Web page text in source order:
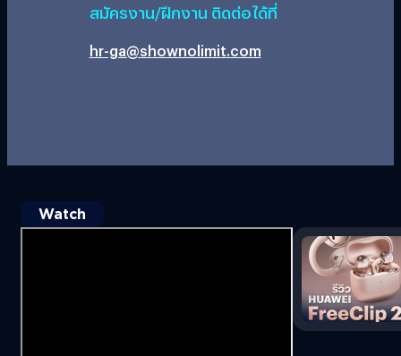
สมัครงาน/ฝึกงาน ติดต่อได้ที่
hr-ga@shownolimit.com
Watch
HUAWEI FreeClip 2 | หู